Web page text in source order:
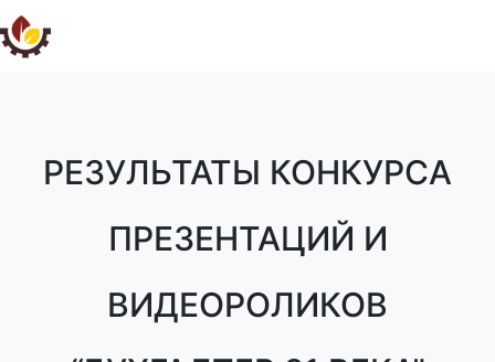
РЕЗУЛЬТАТЫ КОНКУРСА
ПРЕЗЕНТАЦИЙ И
ВИДЕОРОЛИКОВ